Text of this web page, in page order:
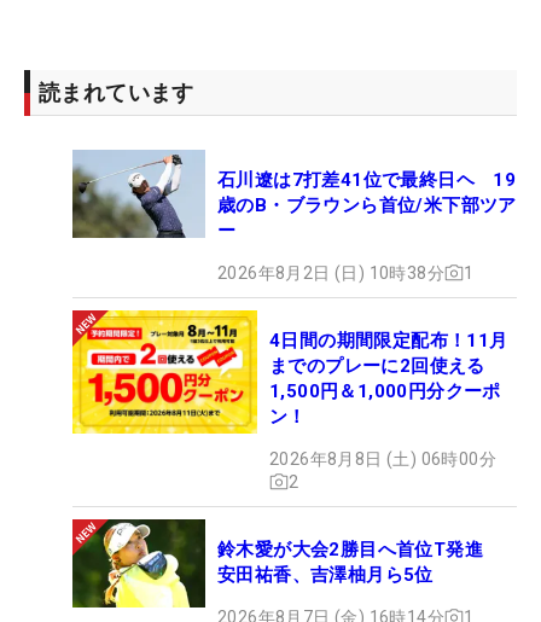
とが結果につながりました。（師匠の中嶋常幸に）
終わってから連絡したら『俺も泣いてるよ。合格で
きてよかった』と言ってもらいました。飛距離が武
器なので、そこを一番に見てもらいたいです。平均
は250ヤード。アドレナリンが出るともう少し飛び
■中村心（トータル2アンダー・7位タイ）※2023年
「日本ジュニア選手権 女子15歳～17歳の部」優勝
「（最終日は）緊張して体が動かず、ショットも曲
がり散らかりました（笑）。ドライバーが思うよう
に振れず苦しめられたし、17番でダブルボギーを打
って『やったぁ』という感じにはなれなかったんで
すけど、合格できたのはよかったです。レギュラー
ツアーで早く活躍できる実力をつけたいです。アタ
ヤ（ジーノ）・ティティクル選手がすごく好きで、
将来、一緒に戦いたいという夢があります。（師匠
読まれています
石川遼は7打差41位で最終日ヘ 19
歳のB・ブラウンら首位/米下部ツア
ー
2026年8月2日 (日) 10時38分 1
4日間の期間限定配布！11月
までのプレーに2回使える
1,500円＆1,000円分クーポ
ン！
2026年8月8日 (土) 06時00分
2
鈴木愛が大会2勝目へ首位T発進
安田祐香、吉澤柚月ら5位
2026年8月7日 (金) 16時14分 1